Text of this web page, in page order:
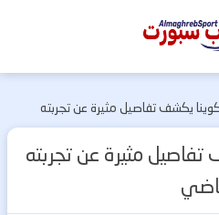
يكشف تفاصيل مثيرة عن تجربته
مثيرة عن تجربته